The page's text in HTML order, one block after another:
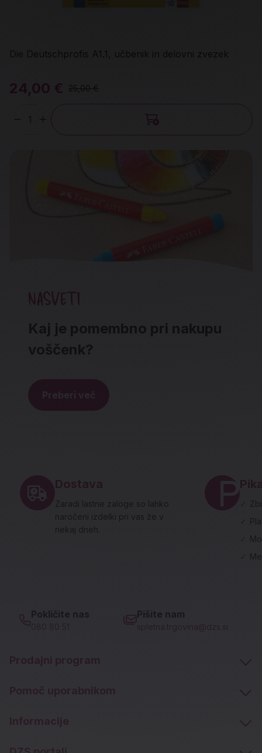
Die Deutschprofis A1.1, učbenik in delovni zvezek
24,00 € 25,00 €
Količina
NASVETI
Kaj je pomembno pri nakupu
voščenk?
Preberi več
Zaradi lastne zaloge so lahko
naročeni izdelki pri vas že v
nekaj dneh.
✓
✓
✓
Pokličite nas
080 80 51
Pišite nam
spletna.trgovina@dzs.si
Prodajni program
Pomoč uporabnikom
Informacije